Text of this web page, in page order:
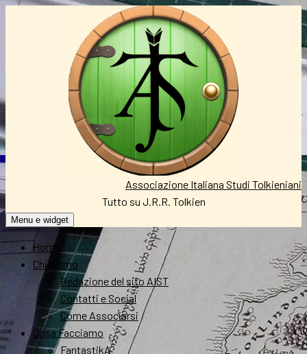
Associazione Italiana Studi Tolkieniani
Tutto su J.R.R. Tolkien
Menu e widget
Home
Chi siamo
Redazione del sito AIST
Contatti e Social
Come Associarsi
Cosa Facciamo
FantastikA